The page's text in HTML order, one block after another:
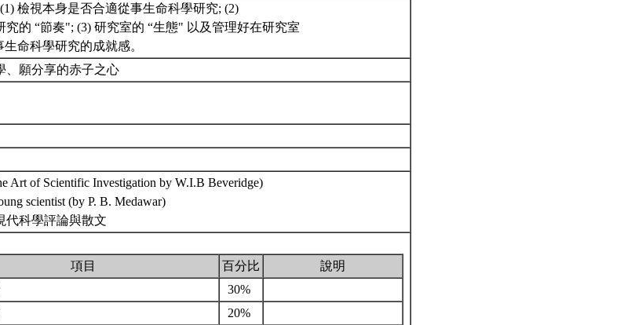
檢視本身是否合適從事生命科學研究; (2)
究的 “節奏"; (3) 研究室的 “生態" 以及管理好在研究室
生命科學研究的成就感。
、願分享的赤子之心
Art of Scientific Investigation by W.I.B Beveridge)
scientist (by P. B. Medawar)
代科學評論與散文
項目 百分比
說明
30%
20%